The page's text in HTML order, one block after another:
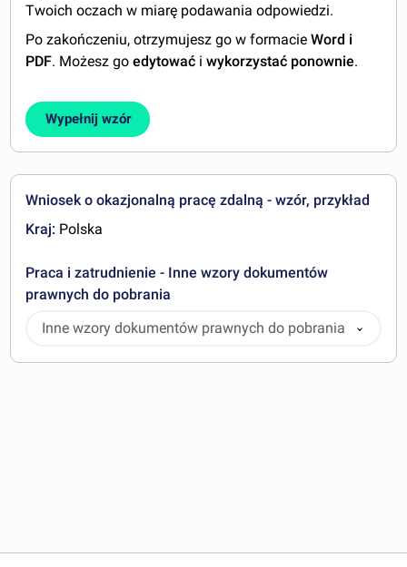
Twoich oczach w miarę podawania odpowiedzi.
Po zakończeniu, otrzymujesz go w formacieWord i
PDF. Możesz goedytować iwykorzystać ponownie.
Wypełnij wzór
Wniosek o okazjonalną pracę zdalną - wzór, przykład
Kraj: Polska
Praca i zatrudnienie - Inne wzory dokumentów
prawnych do pobrania
Inne wzory dokumentów prawnych do pobrania